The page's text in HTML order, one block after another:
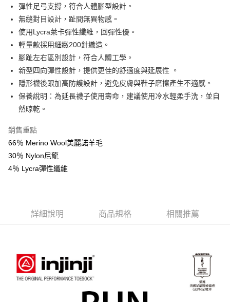
【「AFTEE先享後付」結帳流程】
１．於結帳方式選擇「AFTEE先享後付」後，將跳轉至「AFTEE先享後付」
結帳頁面，進行簡訊認證並確認金額後，即可完成結帳。
２．訂單成立數日內，您將收到繳費通知簡訊。
３．收到繳費通知簡訊後14天內，點擊此簡訊中的連結，可透過四大超商／
ATM／網路銀行／等多元方式進行付款，方視為交易完成。
※ 請注意：結帳手續完成當下不需立刻繳費，但若您需要取消訂單，請聯絡
購買商品的店家。未經商家同意取消之訂單仍視為有效，需透過AFTEE先享
※ 交易是否成功請以「AFTEE先享後付 」之結帳頁面顯示為準，若有關於
是否繳費成功／繳費後需取消欲退款等相關疑問，請聯繫「AFTEE先享後付
【注意事項】
１．透過由恩沛科技股份有限公司提供之「AFTEE先享後付」服務完成之交
易，需依本服務之必要範圍內提供個人資料，並將交易相關給付款項請求債
權轉讓予恩沛科技股份有限公司。
２．關於個人資料處理事宜，請瀏覽以下網址：
４．使用「AFTEE先享後付」時，將依據個別帳號之用戶狀況，依本公司即
恩沛科技股份有限公司將有權停止該用戶之使用額度並採取法律行動。
每筆NT$60，滿NT$599(含以上)免運費
付款後全家取貨
每筆NT$60，滿NT$599(含以上)免運費
萊爾富取貨付款
每筆NT$60，滿NT$799(含以上)免運費
付款後萊爾富取貨
每筆NT$60，滿NT$799(含以上)免運費
7-11取貨付款
每筆NT$60，滿NT$799(含以上)免運費
付款後7-11取貨
每筆NT$70，滿NT$799(含以上)免運費
彈性足弓支撐，符合人體腳型設計。
無縫對目設計，趾間無異物感。
使用Lycra萊卡彈性纖維，回彈性優。
輕量款採用細緻200針織造。
腳趾左右區別設計，符合人體工學。
新型四向彈性設計，提供更佳的舒適度與延展性 。
隱形襪後跟加高防護設計，避免皮膚與鞋子磨擦產生不適感。
保養說明：為延長襪子使用壽命，建議使用冷水輕柔手洗，並自
然晾乾。
銷售重點
66％ Merino Wool美麗諾羊毛
30％ Nylon尼龍
4％ Lycra彈性纖維
詳細說明 商品規格 相關推薦